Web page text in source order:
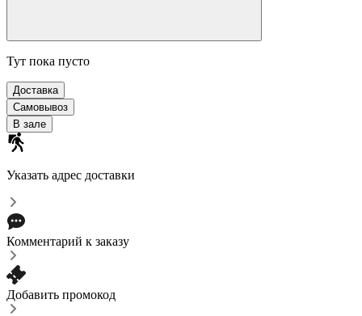
Тут пока пусто
Доставка
Самовывоз
В зале
Указать адрес доставки
Комментарий к заказу
Добавить промокод